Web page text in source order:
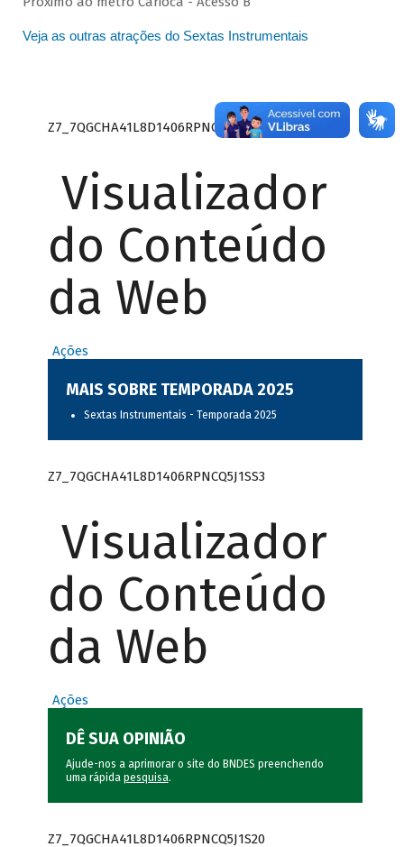
Veja as outras atrações do Sextas Instrumentais
Z7_7QGCHA41L8D1406RPNCQ5J1SS1
Visualizador
do Conteúdo
da Web
Ações
MAIS SOBRE TEMPORADA 2025
Sextas Instrumentais - Temporada 2025
Z7_7QGCHA41L8D1406RPNCQ5J1SS3
Visualizador
do Conteúdo
da Web
Ações
DÊ SUA OPINIÃO
Ajude-nos a aprimorar o site do BNDES preenchendo
uma rápida pesquisa.
Z7_7QGCHA41L8D1406RPNCQ5J1S20